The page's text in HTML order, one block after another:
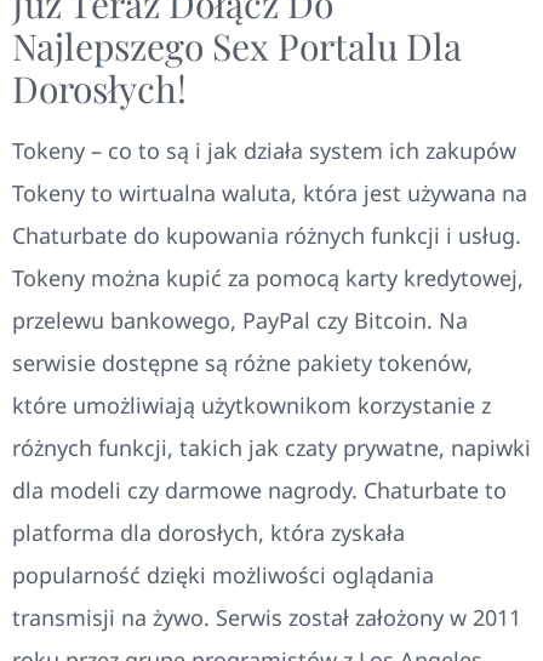
Najlepszego Sex Portalu Dla
Dorosłych!
Tokeny – co to są i jak działa system ich zakupów
Tokeny to wirtualna waluta, która jest używana na
Chaturbate do kupowania różnych funkcji i usług.
Tokeny można kupić za pomocą karty kredytowej,
przelewu bankowego, PayPal czy Bitcoin. Na
serwisie dostępne są różne pakiety tokenów,
które umożliwiają użytkownikom korzystanie z
różnych funkcji, takich jak czaty prywatne, napiwki
dla modeli czy darmowe nagrody. Chaturbate to
platforma dla dorosłych, która zyskała
popularność dzięki możliwości oglądania
transmisji na żywo. Serwis został założony w 2011